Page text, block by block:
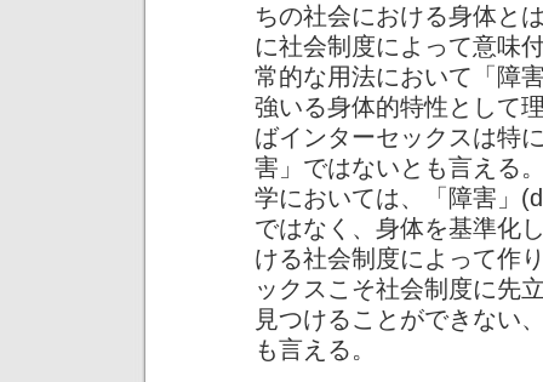
ちの社会における身体と
に社会制度によって意味
常的な用法において「障
強いる身体的特性として
ばインターセックスは特
害」ではないとも言える
学においては、「障害」
ではなく、身体を基準化
ける社会制度によって作
ックスこそ社会制度に先
見つけることができない
も言える。